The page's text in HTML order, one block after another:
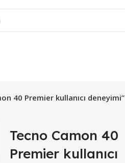
40 Premier kullanıcı deneyimi”
Tecno Camon 40
Premier kullanıcı